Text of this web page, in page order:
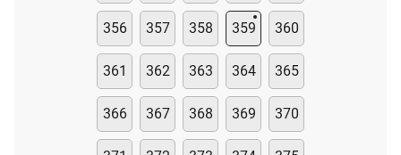
356 357 358 359 360
361 362 363 364 365
366 367 368 369 370